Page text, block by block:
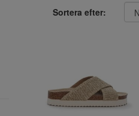
Sortera efter: